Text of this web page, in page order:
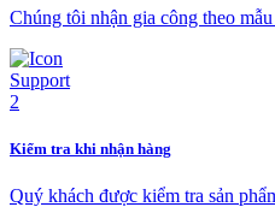
Chúng tôi nhận gia công theo
Kiểm tra khi nhận hàng
Quý khách được kiểm tra sản